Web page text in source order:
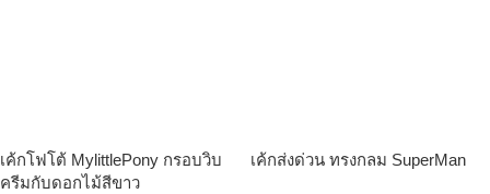
เค้กโฟโต้ MylittlePony กรอบวิบ
ครีมกับดอกไม้สีขาว
เค้กส่งด่วน ทรงกลม SuperMan